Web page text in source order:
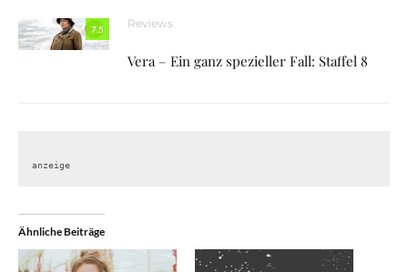
7.5 Reviews
Vera – Ein ganz spezieller Fall: Staffel 8
anzeige
Ähnliche Beiträge